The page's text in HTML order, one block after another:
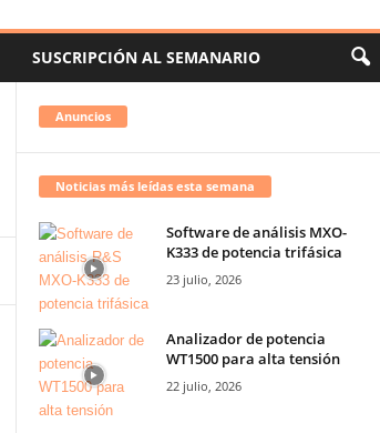
SUSCRIPCIÓN AL SEMANARIO
Anuncios
Noticias más leídas esta semana
Software de análisis MXO-
K333 de potencia trifásica
23 julio, 2026
Analizador de potencia
WT1500 para alta tensión
22 julio, 2026